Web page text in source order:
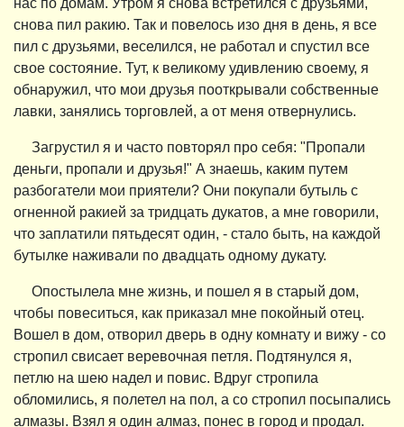
снова пил ракию. Так и повелось изо дня в день, я все
пил с друзьями, веселился, не работал и спустил все
свое состояние. Тут, к великому удивлению своему, я
обнаружил, что мои друзья пооткрывали собственные
лавки, занялись торговлей, а от меня отвернулись.
Загрустил я и часто повторял про себя: "Пропали
деньги, пропали и друзья!" А знаешь, каким путем
разбогатели мои приятели? Они покупали бутыль с
огненной ракией за тридцать дукатов, а мне говорили,
что заплатили пятьдесят один, - стало быть, на каждой
бутылке наживали по двадцать одному дукату.
Опостылела мне жизнь, и пошел я в старый дом,
чтобы повеситься, как приказал мне покойный отец.
Вошел в дом, отворил дверь в одну комнату и вижу - со
стропил свисает веревочная петля. Подтянулся я,
петлю на шею надел и повис. Вдруг стропила
обломились, я полетел на пол, а со стропил посыпались
алмазы. Взял я один алмаз, понес в город и продал.